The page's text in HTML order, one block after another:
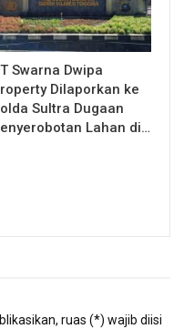
Swarna Dwipa
Dilaporkan ke
Sultra Dugaan
Lahan di…
ruas (*) wajib diisi